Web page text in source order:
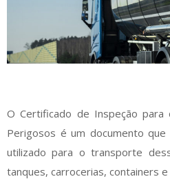
O Certificado de Inspeção
Perigosos é um documento
utilizado para o transporte
tanques, carrocerias, containers e